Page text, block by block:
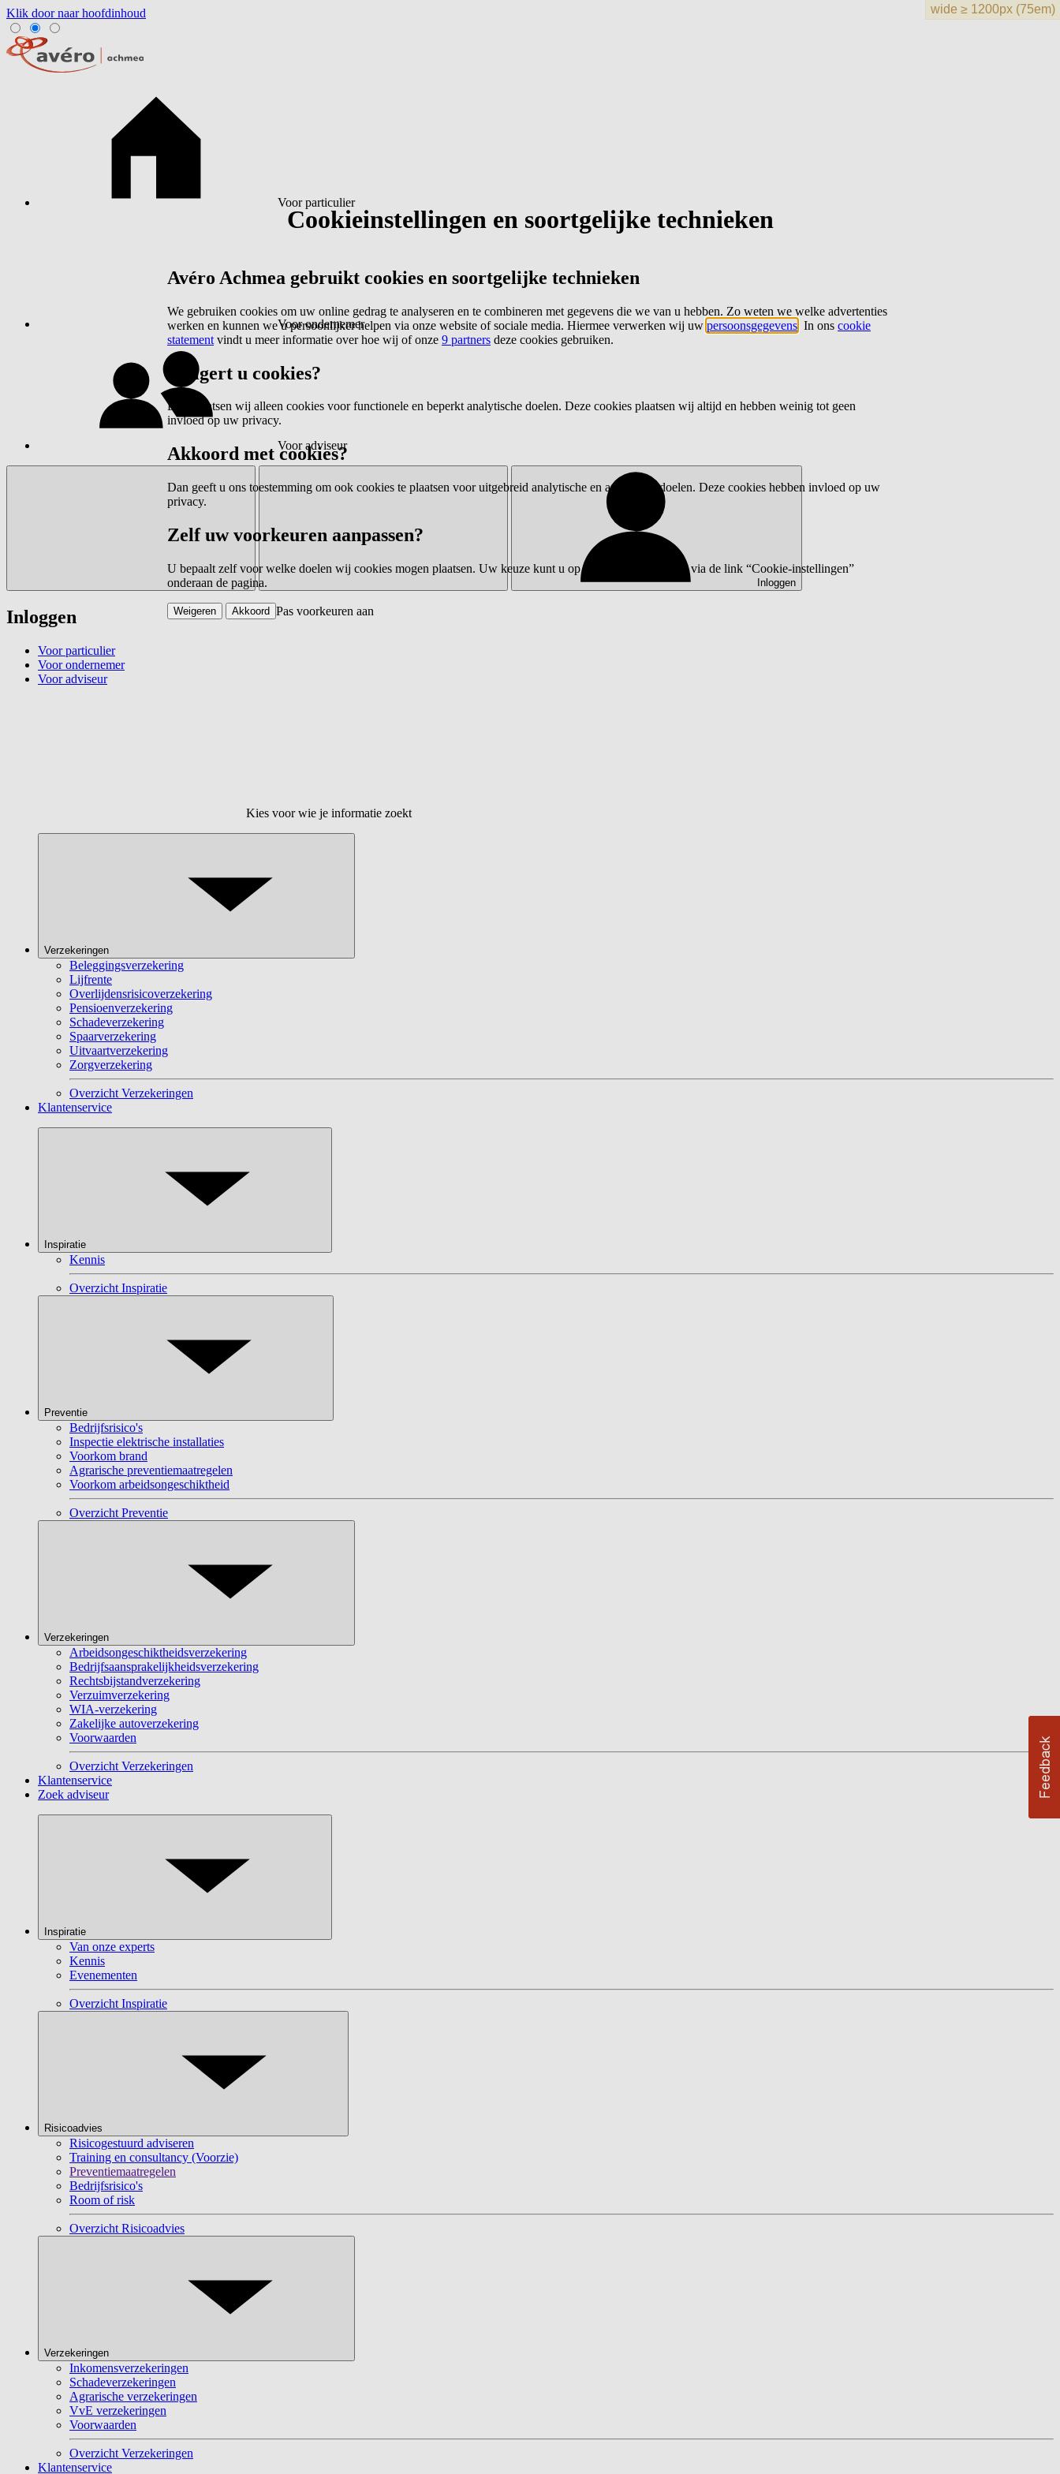
Klik door naar hoofdinhoud
Voor particulier
Voor ondernemer
Voor adviseur
Inloggen
Inloggen
Voor particulier
Voor ondernemer
Voor adviseur
Kies voor wie je informatie zoekt
Verzekeringen
Beleggingsverzekering
Lijfrente
Overlijdensrisicoverzekering
Pensioenverzekering
Schadeverzekering
Spaarverzekering
Uitvaartverzekering
Zorgverzekering
Overzicht Verzekeringen
Klantenservice
Inspiratie
Kennis
Overzicht Inspiratie
Preventie
Bedrijfsrisico's
Inspectie elektrische installaties
Voorkom brand
Agrarische preventiemaatregelen
Voorkom arbeidsongeschiktheid
Overzicht Preventie
Verzekeringen
Arbeidsongeschiktheidsverzekering
Bedrijfsaansprakelijkheidsverzekering
Rechtsbijstandverzekering
Verzuimverzekering
WIA-verzekering
Zakelijke autoverzekering
Voorwaarden
Overzicht Verzekeringen
Klantenservice
Zoek adviseur
Inspiratie
Van onze experts
Kennis
Evenementen
Overzicht Inspiratie
Risicoadvies
Risicogestuurd adviseren
Training en consultancy (Voorzie)
Preventiemaatregelen
Bedrijfsrisico's
Room of risk
Overzicht Risicoadvies
Verzekeringen
Inkomensverzekeringen
Schadeverzekeringen
Agrarische verzekeringen
VvE verzekeringen
Voorwaarden
Overzicht Verzekeringen
Klantenservice
Cookieinstellingen en soortgelijke technieken
Avéro Achmea gebruikt cookies en soortgelijke technieken
We gebruiken cookies om uw online gedrag te analyseren en te combineren met gegevens die we van u hebben. Zo weten we welke advertenties
werken en kunnen we u persoonlijker helpen via onze website of sociale media. Hiermee verwerken wij uw persoonsgegevens . In ons cookie
statement vindt u meer informatie over hoe wij of onze 9 partners deze cookies gebruiken.
Weigert u cookies?
Dan plaatsen wij alleen cookies voor functionele en beperkt analytische doelen. Deze cookies plaatsen wij altijd en hebben weinig tot geen
invloed op uw privacy.
Akkoord met cookies?
Dan geeft u ons toestemming om ook cookies te plaatsen voor uitgebreid analytische en advertentiedoelen. Deze cookies hebben invloed op uw
privacy.
Zelf uw voorkeuren aanpassen?
U bepaalt zelf voor welke doelen wij cookies mogen plaatsen. Uw keuze kunt u op elk moment wijzigen via de link “Cookie-instellingen”
onderaan de pagina.
Pas voorkeuren aan
Weigeren Akkoord